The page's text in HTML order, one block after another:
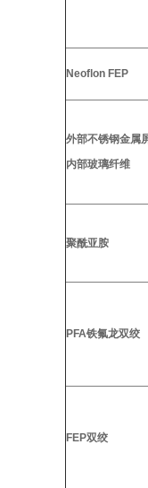
Neoflon FEP
外部不锈钢金属
内部玻璃纤维
聚酰亚胺
PFA铁氟龙双绞
FEP双绞